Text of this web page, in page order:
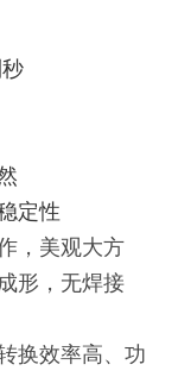
定性
，美观大方
形，无焊接
换效率高、功